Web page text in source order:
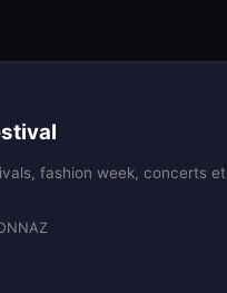
fashion week, concerts et